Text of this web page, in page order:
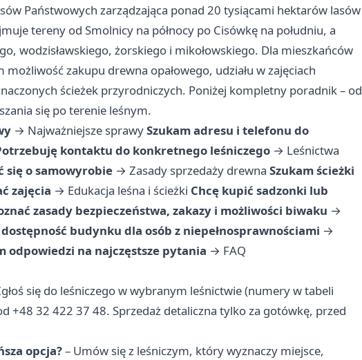
Państwowych zarządzająca ponad 20 tysiącami hektarów lasów
tereny od Smolnicy na północy po Cisówkę na południu, a
wodzisławskiego, żorskiego i mikołowskiego. Dla mieszkańców
zakupu drewna opałowego, udziału w zajęciach
ścieżek przyrodniczych. Poniżej kompletny poradnik – od
się po terenie leśnym.
→ Najważniejsze sprawySzukam adresu i telefonu do
kontaktu do konkretnego leśniczego → Leśnictwa
się o samowyrobie → Zasady sprzedaży drewna Szukam ścieżki
zajęcia → Edukacja leśna i ścieżki Chcę kupić sadzonki lub
zasady bezpieczeństwa, zakazy i możliwości biwaku →
budynku dla osób z niepełnosprawnościami →
odpowiedzi na najczęstsze pytania → FAQ
się do leśniczego w wybranym leśnictwie (numery w tabeli
+48 32 422 37 48. Sprzedaż detaliczna tylko za gotówkę, przed
opcja?– Umów się z leśniczym, który wyznaczy miejsce,